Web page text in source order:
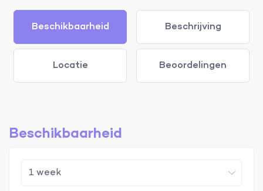
Beschikbaarheid Beschrijving
Locatie Beoordelingen
Beschikbaarheid